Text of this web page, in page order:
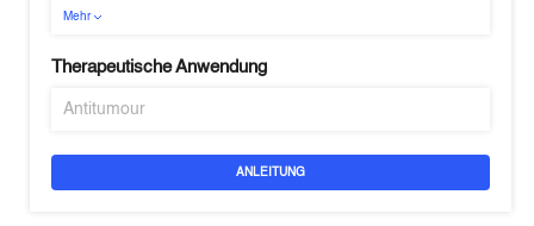
Mehr
Therapeutische Anwendung
Antitumour
ANLEITUNG